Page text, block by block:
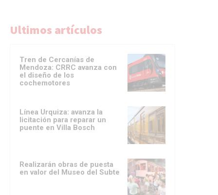
Ultimos artículos
Tren de Cercanías de
Mendoza: CRRC avanza con
el diseño de los
cochemotores
Línea Urquiza: avanza la
licitación para reparar un
puente en Villa Bosch
Realizarán obras de puesta
en valor del Museo del Subte